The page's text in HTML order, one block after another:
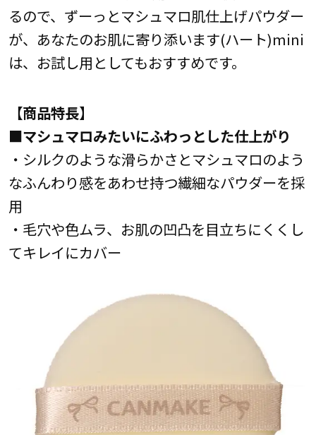
るので、ずーっとマシュマロ肌仕上げパウダー
が、あなたのお肌に寄り添います(ハート)mini
は、お試し用としてもおすすめです。
【商品特長】
■マシュマロみたいにふわっとした仕上がり
・シルクのような滑らかさとマシュマロのよう
なふんわり感をあわせ持つ繊細なパウダーを採
用
・毛穴や色ムラ、お肌の凹凸を目立ちにくくし
てキレイにカバー